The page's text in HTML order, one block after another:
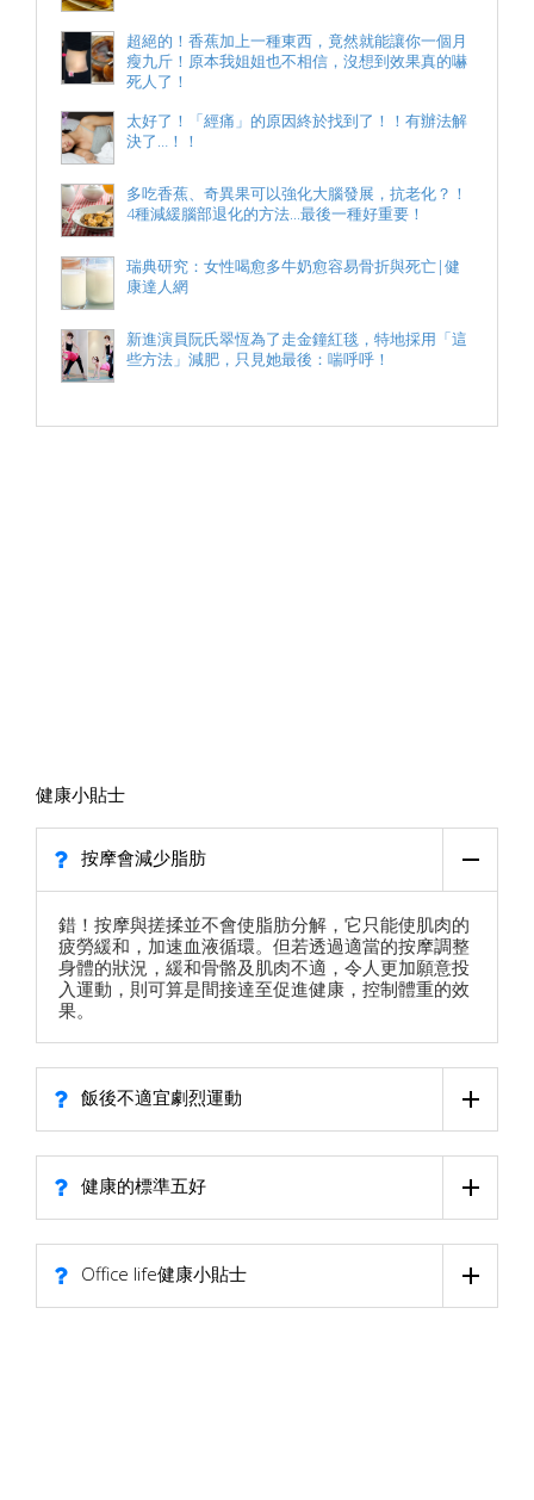
超絕的！香蕉加上一種東西，竟然就能讓你一個月
瘦九斤！原本我姐姐也不相信，沒想到效果真的嚇
死人了！
太好了！「經痛」的原因終於找到了！！有辦法解
決了…！！
多吃香蕉、奇異果可以強化大腦發展，抗老化？！
4種減緩腦部退化的方法...最後一種好重要！
瑞典研究：女性喝愈多牛奶愈容易骨折與死亡|健
康達人網
新進演員阮氏翠恆為了走金鐘紅毯，特地採用「這
些方法」減肥，只見她最後：喘呼呼！
健康小貼士
按摩會減少脂肪
錯！按摩與搓揉並不會使脂肪分解，它只能使肌肉的
疲勞緩和，加速血液循環。但若透過適當的按摩調整
身體的狀況，緩和骨骼及肌肉不適，令人更加願意投
入運動，則可算是間接達至促進健康，控制體重的效
果。
飯後不適宜劇烈運動
健康的標準五好
Office life健康小貼士